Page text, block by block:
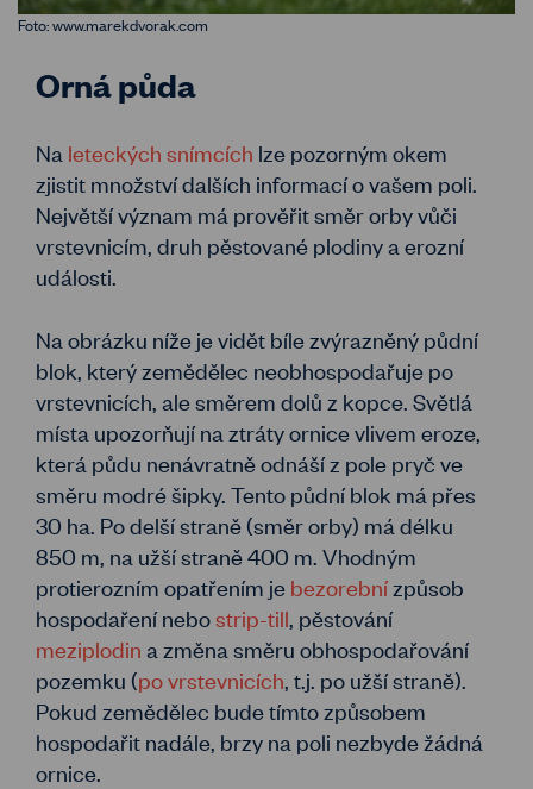
Foto: www.marekdvorak.com
Orná půda
Na leteckých snímcích lze pozorným okem
zjistit množství dalších informací o vašem poli.
Největší význam má prověřit směr orby vůči
vrstevnicím, druh pěstované plodiny a erozní
události.
Na obrázku níže je vidět bíle zvýrazněný půdní
blok, který zemědělec neobhospodařuje po
vrstevnicích, ale směrem dolů z kopce. Světlá
místa upozorňují na ztráty ornice vlivem eroze,
která půdu nenávratně odnáší z pole pryč ve
směru modré šipky. Tento půdní blok má přes
30 ha. Po delší straně (směr orby) má délku
850 m, na užší straně 400 m. Vhodným
protierozním opatřením je bezorebnízpůsob
hospodaření nebostrip-till, pěstování
meziplodin a změna směru obhospodařování
pozemku (po vrstevnicích, t.j. po užší straně).
Pokud zemědělec bude tímto způsobem
hospodařit nadále, brzy na poli nezbyde žádná
ornice.